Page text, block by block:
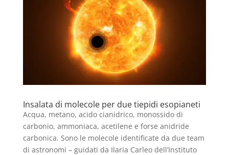
Insalata di molecole per due tiepidi esopianeti
Acqua, metano, acido cianidrico, monossido di
carbonio, ammoniaca, acetilene e forse anidride
carbonica. Sono le molecole identificate da due team
di astronomi – guidati da Ilaria Carleo dell’Instituto